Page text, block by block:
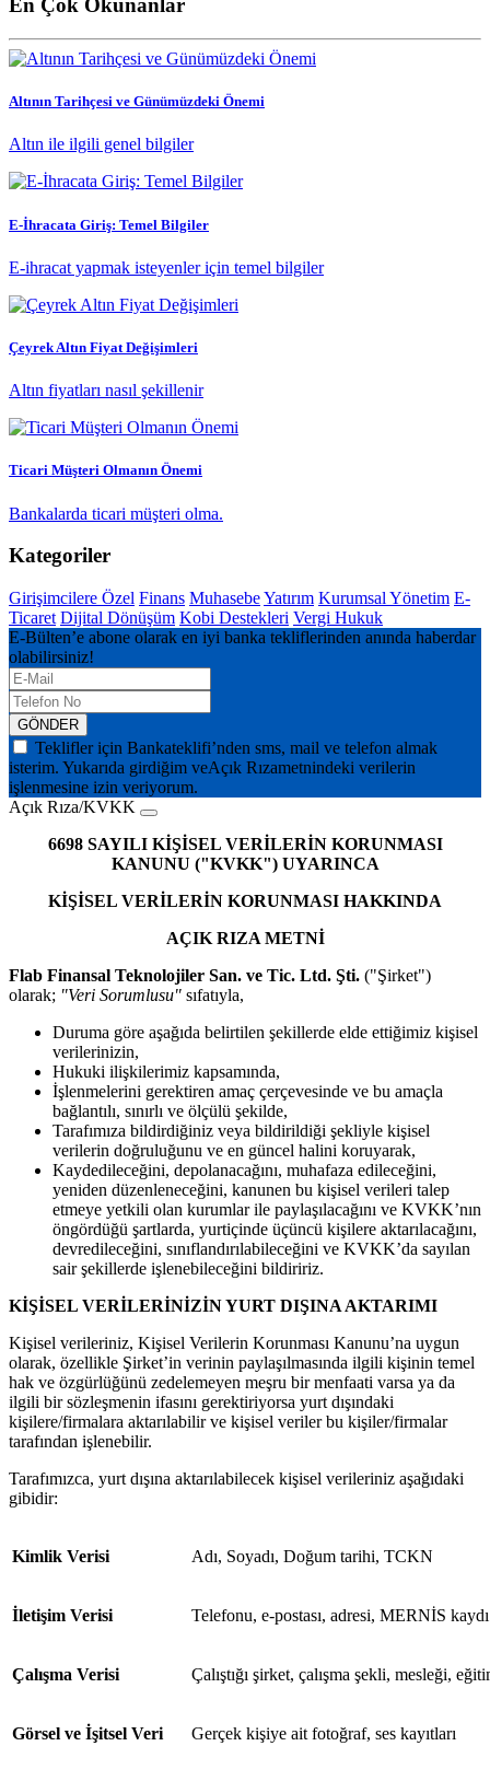
En Çok Okunanlar
Altının Tarihçesi ve Günümüzdeki Önemi
Altın ile ilgili genel bilgiler
E-İhracata Giriş: Temel Bilgiler
E-ihracat yapmak isteyenler için temel bilgiler
Çeyrek Altın Fiyat Değişimleri
Altın fiyatları nasıl şekillenir
Ticari Müşteri Olmanın Önemi
Bankalarda ticari müşteri olma.
Kategoriler
Girişimcilere Özel Finans MuhasebeYatırım Kurumsal Yönetim E-
Ticaret Dijital Dönüşüm Kobi Destekleri Vergi Hukuk
E-Bülten’e abone olarak en iyi banka tekliflerinden anında haberdar
olabilirsiniz!
GÖNDER
Teklifler için Bankateklifi’nden sms, mail ve telefon almak
isterim. Yukarıda girdiğim veAçık Rızametnindeki verilerin
işlenmesine izin veriyorum.
Açık Rıza/KVKK
6698 SAYILI KİŞİSEL VERİLERİN KORUNMASI
KANUNU ("KVKK") UYARINCA
KİŞİSEL VERİLERİN KORUNMASI HAKKINDA
AÇIK RIZA METNİ
Flab Finansal Teknolojiler San. ve Tic. Ltd. Şti. ("Şirket")
olarak; "Veri Sorumlusu" sıfatıyla,
Duruma göre aşağıda belirtilen şekillerde elde ettiğimiz kişisel
verilerinizin,
Hukuki ilişkilerimiz kapsamında,
İşlenmelerini gerektiren amaç çerçevesinde ve bu amaçla
bağlantılı, sınırlı ve ölçülü şekilde,
Tarafımıza bildirdiğiniz veya bildirildiği şekliyle kişisel
verilerin doğruluğunu ve en güncel halini koruyarak,
Kaydedileceğini, depolanacağını, muhafaza edileceğini,
yeniden düzenleneceğini, kanunen bu kişisel verileri talep
etmeye yetkili olan kurumlar ile paylaşılacağını ve KVKK’nın
öngördüğü şartlarda, yurtiçinde üçüncü kişilere aktarılacağını,
devredileceğini, sınıflandırılabileceğini ve KVKK’da sayılan
sair şekillerde işlenebileceğini bildiririz.
KİŞİSEL VERİLERİNİZİN YURT DIŞINA AKTARIMI
Kişisel verileriniz, Kişisel Verilerin Korunması Kanunu’na uygun
olarak, özellikle Şirket’in verinin paylaşılmasında ilgili kişinin temel
hak ve özgürlüğünü zedelemeyen meşru bir menfaati varsa ya da
ilgili bir sözleşmenin ifasını gerektiriyorsa yurt dışındaki
kişilere/firmalara aktarılabilir ve kişisel veriler bu kişiler/firmalar
tarafından işlenebilir.
Tarafımızca, yurt dışına aktarılabilecek kişisel verileriniz aşağıdaki
gibidir:
Kimlik Verisi Adı, Soyadı, Doğum tarihi, TCKN
İletişim Verisi Telefonu, e-postası, adresi, MERNİS kaydı
Çalışma Verisi Çalıştığı şirket, çalışma şekli, mesleği,
Görsel ve İşitsel Veri Gerçek kişiye ait fotoğraf, ses kayıtları